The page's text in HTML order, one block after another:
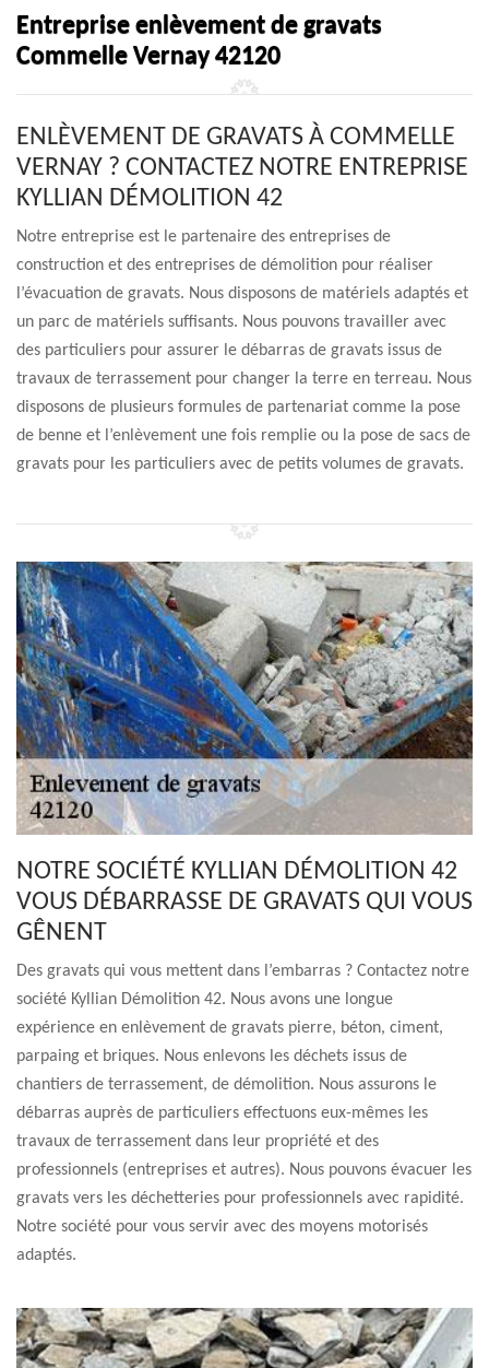
Entreprise enlèvement de gravats
Commelle Vernay 42120
ENLÈVEMENT DE GRAVATS À COMMELLE
VERNAY ? CONTACTEZ NOTRE ENTREPRISE
KYLLIAN DÉMOLITION 42
Notre entreprise est le partenaire des entreprises de
construction et des entreprises de démolition pour réaliser
l’évacuation de gravats. Nous disposons de matériels adaptés et
un parc de matériels suffisants. Nous pouvons travailler avec
des particuliers pour assurer le débarras de gravats issus de
travaux de terrassement pour changer la terre en terreau. Nous
disposons de plusieurs formules de partenariat comme la pose
de benne et l’enlèvement une fois remplie ou la pose de sacs de
gravats pour les particuliers avec de petits volumes de gravats.
NOTRE SOCIÉTÉ KYLLIAN DÉMOLITION 42
VOUS DÉBARRASSE DE GRAVATS QUI VOUS
GÊNENT
Des gravats qui vous mettent dans l’embarras ? Contactez notre
société Kyllian Démolition 42. Nous avons une longue
expérience en enlèvement de gravats pierre, béton, ciment,
parpaing et briques. Nous enlevons les déchets issus de
chantiers de terrassement, de démolition. Nous assurons le
débarras auprès de particuliers effectuons eux-mêmes les
travaux de terrassement dans leur propriété et des
professionnels (entreprises et autres). Nous pouvons évacuer les
gravats vers les déchetteries pour professionnels avec rapidité.
Notre société pour vous servir avec des moyens motorisés
adaptés.